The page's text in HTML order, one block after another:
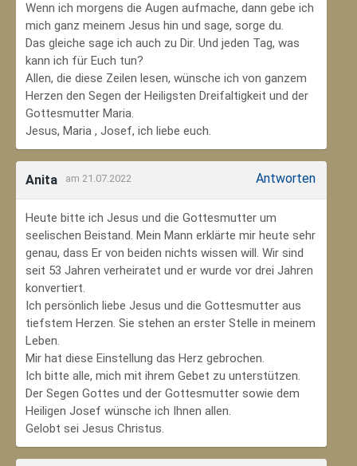
Wenn ich morgens die Augen aufmache, dann gebe ich
mich ganz meinem Jesus hin und sage, sorge du.
Das gleiche sage ich auch zu Dir. Und jeden Tag, was
kann ich für Euch tun?
Allen, die diese Zeilen lesen, wünsche ich von ganzem
Herzen den Segen der Heiligsten Dreifaltigkeit und der
Gottesmutter Maria.
Jesus, Maria , Josef, ich liebe euch.
Anita am 21.07.2022 Antworten
Heute bitte ich Jesus und die Gottesmutter um
seelischen Beistand. Mein Mann erklärte mir heute sehr
genau, dass Er von beiden nichts wissen will. Wir sind
seit 53 Jahren verheiratet und er wurde vor drei Jahren
konvertiert.
Ich persönlich liebe Jesus und die Gottesmutter aus
tiefstem Herzen. Sie stehen an erster Stelle in meinem
Leben.
Mir hat diese Einstellung das Herz gebrochen.
Ich bitte alle, mich mit ihrem Gebet zu unterstützen.
Der Segen Gottes und der Gottesmutter sowie dem
Heiligen Josef wünsche ich Ihnen allen.
Gelobt sei Jesus Christus.